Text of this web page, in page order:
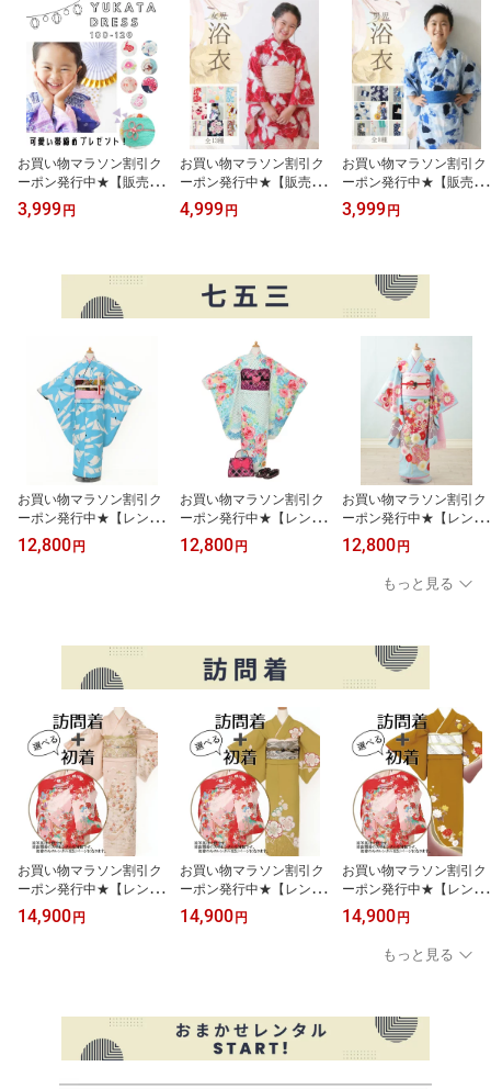
お買い物マラソン割引ク
ーポン発行中★【販売】
【ykd-0001】キッズ浴
衣 100cm 110cm 12
ット 帯付き 浴衣2点
セット 可愛い帯飾り
帯締めプレゼント 子供
可愛い 花火大会 夏祭り
3,999 円
お買い物マラソン割引ク
ーポン発行中★【販売】
【ykt-0001】キッズ浴
衣 子供浴衣 キッズゆ
浴衣 兵児帯セット 浴
衣2点セット 可愛い帯
送料無料 安い 可愛い
花火大会
4,999 円
お買い物マラソン割引ク
ーポン発行中★【販売】
【ykt-0002】キッズ浴
衣 100cm 110cm 12
付き 帯セット 浴衣2
点セット 可愛い帯飾り
プレゼント 子供浴衣
可愛い 花柄 花火大会
3,999 円
お買い物マラソン割引ク
ーポン発行中★【レンタ
ル】【10-0001】十歳 ジ
ュニア着物 10歳 十歳
12,800 円
お買い物マラソン割引ク
ーポン発行中★【レンタ
ル】【10-0002】十歳 ジ
ュニア着物 10歳 十歳
12,800 円
お買い物マラソン割引ク
ーポン発行中★【レンタ
ル】【10-0003】十歳 ジ
ュニア着物 10歳 十歳
の祝い ととせ Japan
style 女の子 フルセット
12,800 円
もっと見る
お買い物マラソン割引ク
ーポン発行中★【レンタ
ル】【h-miya001】(hm-
0041) お宮参りと訪問着
着物 七五三 入学式
卒業式おでかけ [送料無
料][4泊5日]
14,900 円
お買い物マラソン割引ク
ーポン発行中★【レンタ
ル】【h-miya002】(hm-
0042) お宮参りと訪問着
着物 七五三 入学式
卒業式おでかけ [送料無
料][4泊5日]
14,900 円
お買い物マラソン割引ク
ーポン発行中★【レンタ
ル】【h-miya003】(hm-
0044) お宮参りと訪問着
親子セット 訪問着 14
点セット フルセットレ
着物 七五三 入学式
卒業式おでかけ [送料無
料][4泊5日]
14,900 円
もっと見る